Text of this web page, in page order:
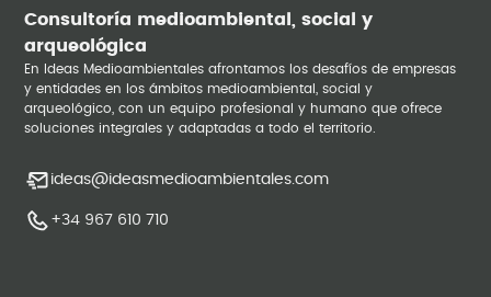
Consultoría medioambiental, social y
arqueológica
En Ideas Medioambientales afrontamos los desafíos de empresas
y entidades en los ámbitos medioambiental, social y
arqueológico, con un equipo profesional y humano que ofrece
soluciones integrales y adaptadas a todo el territorio.
ideas@ideasmedioambientales.com
+34 967 610 710